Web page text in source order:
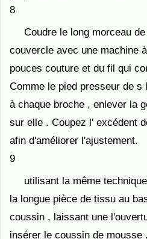
8
Coudre le long morceau
couvercle avec une machine
pouces couture et du fil qui
Comme le pied presseur de s
à chaque broche , enlever la
sur elle . Coupez l' excédent
afin d'améliorer l'ajustement.
9
utilisant la même
la longue pièce de tissu au
coussin , laissant une
insérer le coussin de mousse